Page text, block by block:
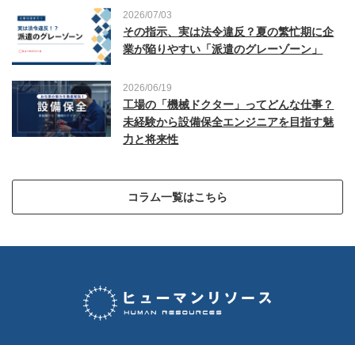
2026/07/03
その指示、実は法令違反？夏の繁忙期に企
業が陥りやすい「派遣のグレーゾーン」
2026/06/19
工場の「機械ドクター」ってどんな仕事？
未経験から設備保全エンジニアを目指す魅
力と将来性
コラム一覧はこちら